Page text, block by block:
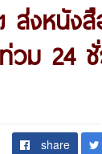
ส่งหนัง
วม 24 ชั่
share